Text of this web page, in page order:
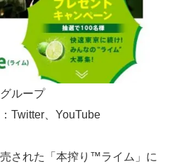
ループ
Twitter、YouTube
された「本搾り™ライム」に